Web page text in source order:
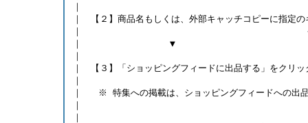
｜
｜　【２】商品名もしくは、外部キャッチコピーに指定
｜
｜                ▼
｜
｜　【３】「ショッピングフィードに出品する」をクリ
｜
｜   ※ 特集への掲載は、ショッピングフィードへの出
｜
｜